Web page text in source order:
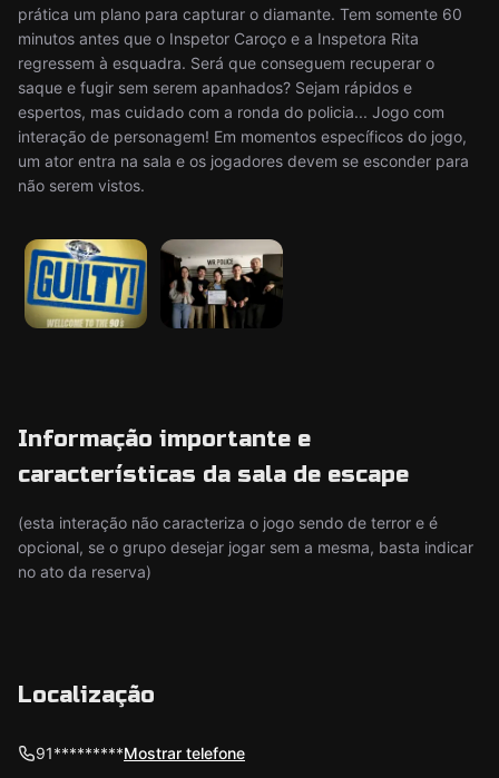
prática um plano para capturar o diamante. Tem somente 60
minutos antes que o Inspetor Caroço e a Inspetora Rita
regressem à esquadra. Será que conseguem recuperar o
saque e fugir sem serem apanhados? Sejam rápidos e
espertos, mas cuidado com a ronda do policia... Jogo com
interação de personagem! Em momentos específicos do jogo,
um ator entra na sala e os jogadores devem se esconder para
não serem vistos.
Informação importante e
características da sala de escape
(esta interação não caracteriza o jogo sendo de terror e é
opcional, se o grupo desejar jogar sem a mesma, basta indicar
no ato da reserva)
Localização
91*********Mostrar telefone